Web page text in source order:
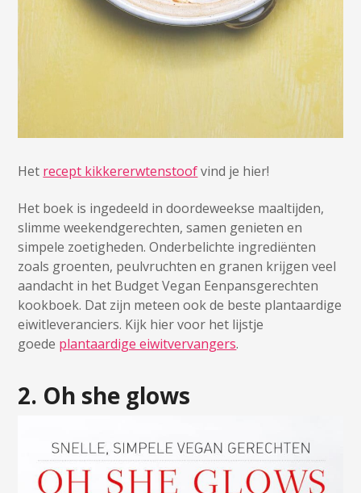
Het recept kikkererwtenstoofvind je hier!
Het boek is ingedeeld in doordeweekse maaltijden,
slimme weekendgerechten, samen genieten en
simpele zoetigheden. Onderbelichte ingrediënten
zoals groenten, peulvruchten en granen krijgen veel
aandacht in het Budget Vegan Eenpansgerechten
kookboek. Dat zijn meteen ook de beste plantaardige
eiwitleveranciers. Kijk hier voor het lijstje
goede plantaardige eiwitvervangers.
2. Oh she glows